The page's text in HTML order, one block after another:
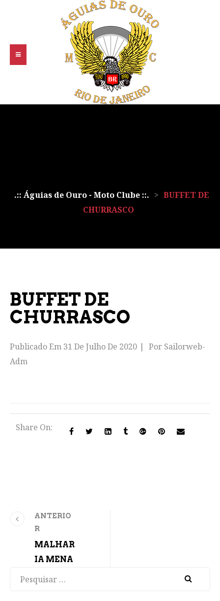
.:: Águias de Ouro - Moto Clube ::. > BUFFET DE
CHURRASCO
BUFFET DE
CHURRASCO
Publicado Em 31 De Julho De 2020 Por Sailorweb-
Adm
Share On:
ANTERIO
R
MALHAR
IA MENA